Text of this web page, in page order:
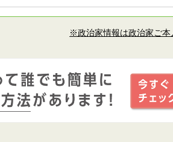
※政治家情報は政治家ご本